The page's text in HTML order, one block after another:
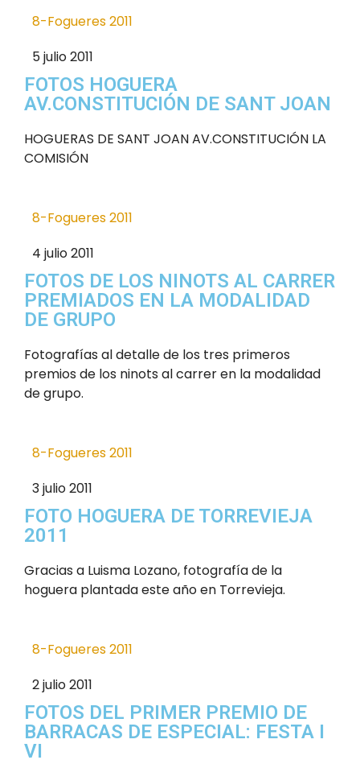
8-Fogueres 2011
5 julio 2011
FOTOS HOGUERA
AV.CONSTITUCIÓN DE SANT JOAN
HOGUERAS DE SANT JOAN AV.CONSTITUCIÓN LA
COMISIÓN
8-Fogueres 2011
4 julio 2011
FOTOS DE LOS NINOTS AL CARRER
PREMIADOS EN LA MODALIDAD
DE GRUPO
Fotografías al detalle de los tres primeros
premios de los ninots al carrer en la modalidad
de grupo.
8-Fogueres 2011
3 julio 2011
FOTO HOGUERA DE TORREVIEJA
2011
Gracias a Luisma Lozano, fotografía de la
hoguera plantada este año en Torrevieja.
8-Fogueres 2011
2 julio 2011
FOTOS DEL PRIMER PREMIO DE
BARRACAS DE ESPECIAL: FESTA I
VI